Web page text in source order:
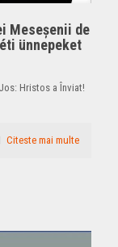
Meseșenii de
ünnepeket
Hristos a Înviat!
Citeste mai multe